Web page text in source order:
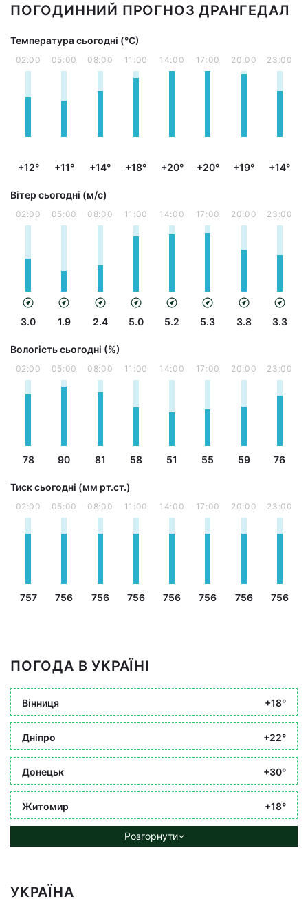
ПОГОДИННИЙ ПРОГНОЗ ДРАНГЕДАЛ
Температура сьогодні (°С)
02:00
+12°
05:00
+11°
08:00
+14°
11:00
+18°
14:00
+20°
17:00
+20°
20:00
+19°
23:00
+14°
Вітер сьогодні (м/с)
02:00
3.0
05:00
1.9
08:00
2.4
11:00
5.0
14:00
5.2
17:00
5.3
20:00
3.8
23:00
3.3
Вологість сьогодні (%)
02:00
78
05:00
90
08:00
81
11:00
58
14:00
51
17:00
55
20:00
59
23:00
76
Тиск сьогодні (мм рт.ст.)
02:00
757
05:00
756
08:00
756
11:00
756
14:00
756
17:00
756
20:00
756
23:00
756
ПОГОДА В УКРАЇНІ
Вінниця +18°
Дніпро +22°
Донецьк +30°
Житомир +18°
Розгорнути
УКРАЇНА